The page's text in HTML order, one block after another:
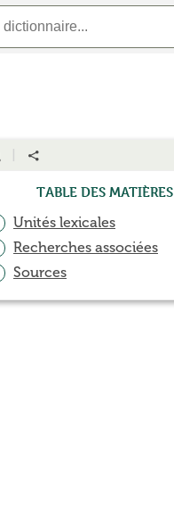
Table des matières
Unités lexicales
Recherches associées
Sources